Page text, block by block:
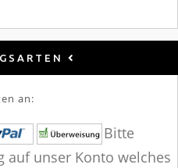
an:
Bitte
auf unser Konto welches